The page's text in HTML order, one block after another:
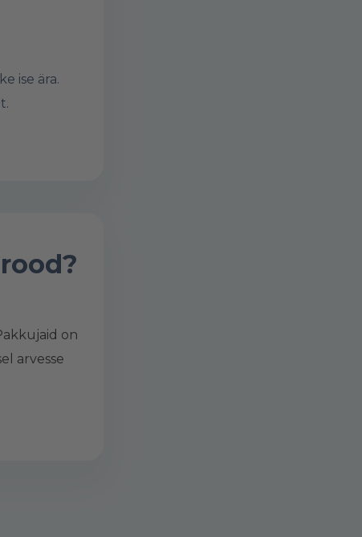
ise ära.
on
arvesse